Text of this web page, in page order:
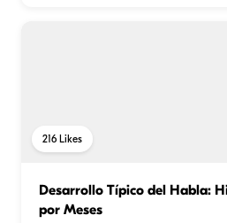
216 Likes
Desarrollo Típico del Habla:
por Meses